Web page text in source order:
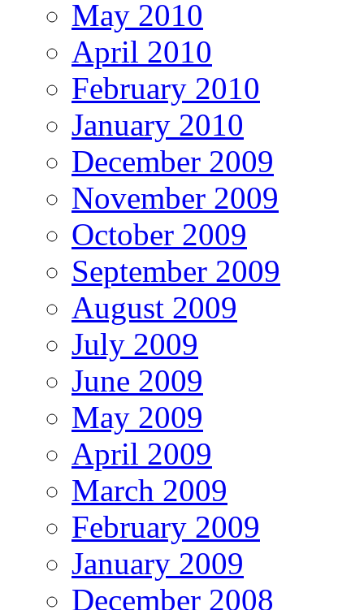
May 2010
April 2010
February 2010
January 2010
December 2009
November 2009
October 2009
September 2009
August 2009
July 2009
June 2009
May 2009
April 2009
March 2009
February 2009
January 2009
December 2008